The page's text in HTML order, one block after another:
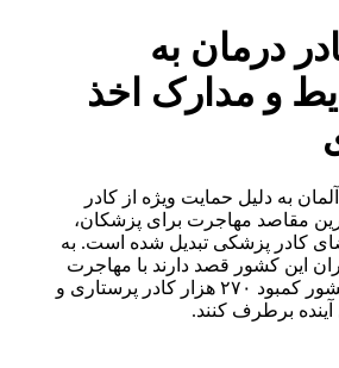
درمان به
و مدارک اخذ
به دلیل حمایت ویژه از کادر
مقاصد مهاجرت برای پزشکان،
کادر پزشکی تبدیل شده است. به
این کشور قصد دارند با مهاجرت
کادر پزشکی به این کشور کمبود ۲۷۰ هزار کادر پرستاری و
برطرف کنند.